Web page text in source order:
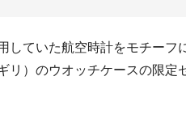
していた航空時計をモチーフ
）のウオッチケースの限定